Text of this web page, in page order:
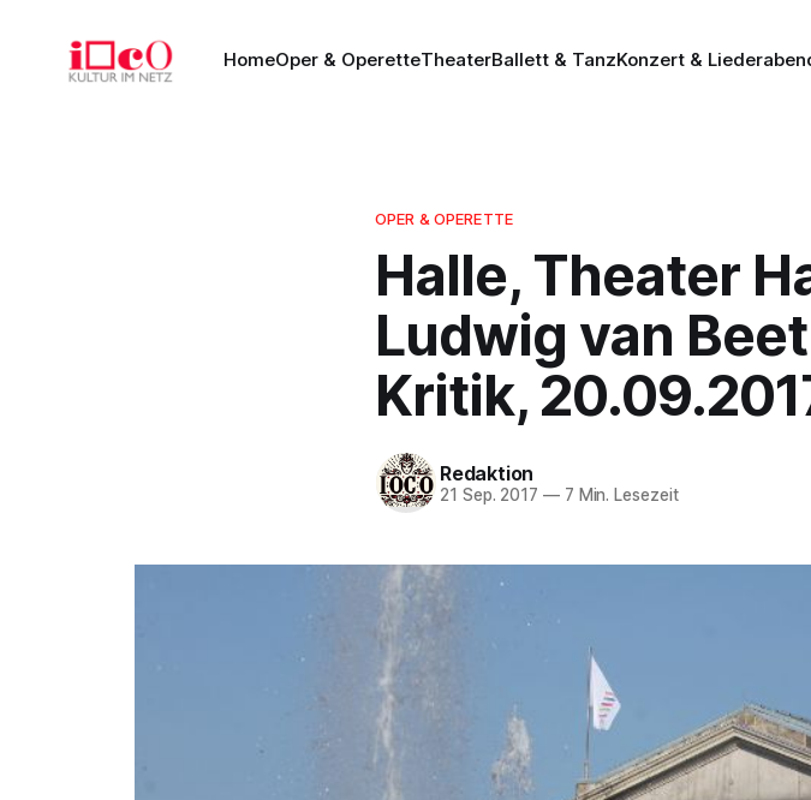
HomeOper & OperetteTheaterBallett & TanzKonzert &
OPER & OPERETTE
Halle, Theater
Ludwig van
Kritik,
Redaktion
21 Sep. 2017 —7 Min. Lesezeit